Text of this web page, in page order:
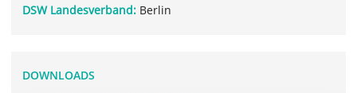
DSW Landesverband: Berlin
DOWNLOADS